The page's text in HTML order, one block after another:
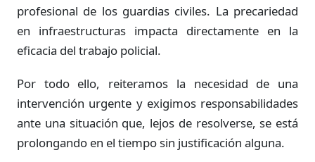
profesional de los guardias civiles. La precariedad
en infraestructuras impacta directamente en la
eficacia del trabajo policial.
Por todo ello, reiteramos la necesidad de una
intervención urgente y exigimos responsabilidades
ante una situación que, lejos de resolverse, se está
prolongando en el tiempo sin justificación alguna.